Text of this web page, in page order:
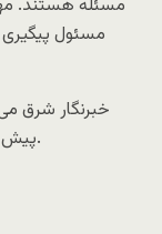
مسئول پیگیری
خبرنگار شرق
پیش در بند ۳۵۰ اوین اتفاق افتاده به گوش می‌رسد.